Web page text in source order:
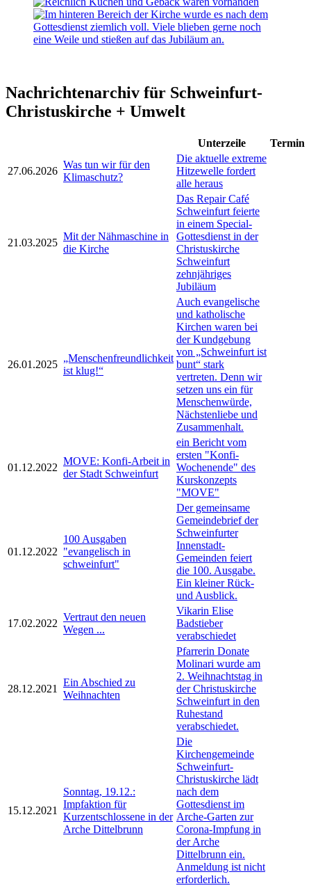
Nachrichtenarchiv für Schweinfurt-
Christuskirche + Umwelt
Unterzeile Termin
27.06.2026
Was tun wir für den
Klimaschutz?
Die aktuelle extreme
Hitzewelle fordert
alle heraus
21.03.2025
Mit der Nähmaschine in
die Kirche
Das Repair Café
Schweinfurt feierte
in einem Special-
Gottesdienst in der
Christuskirche
Schweinfurt
zehnjähriges
Jubiläum
26.01.2025
„Menschenfreundlichkeit
ist klug!“
Auch evangelische
und katholische
Kirchen waren bei
der Kundgebung
von „Schweinfurt ist
bunt“ stark
vertreten. Denn wir
setzen uns ein für
Menschenwürde,
Nächstenliebe und
Zusammenhalt.
01.12.2022
MOVE: Konfi-Arbeit in
der Stadt Schweinfurt
ein Bericht vom
ersten "Konfi-
Wochenende" des
Kurskonzepts
"MOVE"
01.12.2022
100 Ausgaben
"evangelisch in
schweinfurt"
Der gemeinsame
Gemeindebrief der
Schweinfurter
Innenstadt-
Gemeinden feiert
die 100. Ausgabe.
Ein kleiner Rück-
und Ausblick.
17.02.2022
Vertraut den neuen
Wegen ...
Vikarin Elise
Badstieber
verabschiedet
28.12.2021
Ein Abschied zu
Weihnachten
Pfarrerin Donate
Molinari wurde am
2. Weihnachtstag in
der Christuskirche
Schweinfurt in den
Ruhestand
verabschiedet.
15.12.2021
Sonntag, 19.12.:
Impfaktion für
Kurzentschlossene in der
Arche Dittelbrunn
Die
Kirchengemeinde
Schweinfurt-
Christuskirche lädt
nach dem
Gottesdienst im
Arche-Garten zur
Corona-Impfung in
der Arche
Dittelbrunn ein.
Anmeldung ist nicht
erforderlich.